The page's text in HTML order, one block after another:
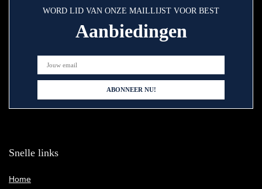
WORD LID VAN ONZE MAILLIJST VOOR BEST
Aanbiedingen
Snelle links
Home